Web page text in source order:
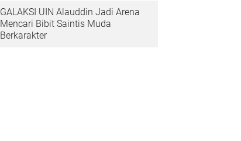
GALAKSI UIN Alauddin Jadi Arena
Mencari Bibit Saintis Muda
Berkarakter